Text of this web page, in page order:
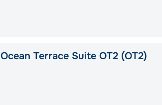
Ocean Terrace Suite OT2 (OT2)